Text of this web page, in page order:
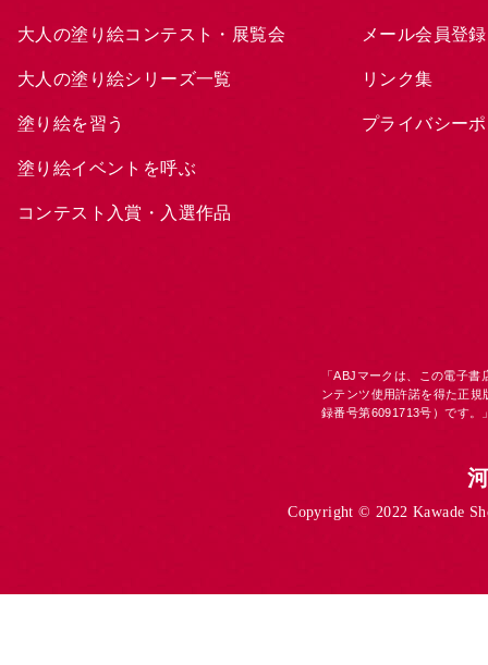
大人の塗り絵コンテスト・展覧会
大人の塗り絵シリーズ一覧
塗り絵を習う
塗り絵イベントを呼ぶ
コンテスト入賞・入選作品
メール会員登録
リンク集
プライバシー
「ABJマークは、この電子
ンテンツ使用許諾を得た正
録番号第6091713号）です。
Copyright © 2022 Kawade